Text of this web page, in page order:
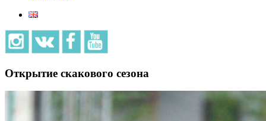
Открытие скакового сезона